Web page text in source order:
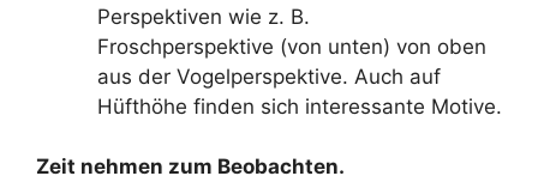
Perspektiven wie z. B.
Froschperspektive (von unten) von oben
aus der Vogelperspektive. Auch auf
Hüfthöhe finden sich interessante Motive.
Zeit nehmen zum Beobachten.